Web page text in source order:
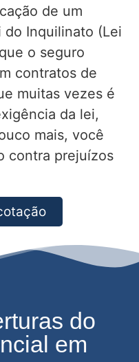
de um
Inquilinato (Lei
o seguro
contratos de
muitas vezes é
da lei,
mais, você
contra prejuízos
do
em